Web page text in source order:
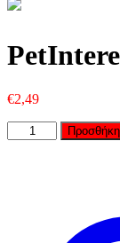
€2,49
Ποσότητα